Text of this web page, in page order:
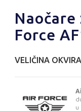
Naočare
Force
VELIČINA